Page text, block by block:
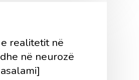
realitetit në
në neurozë